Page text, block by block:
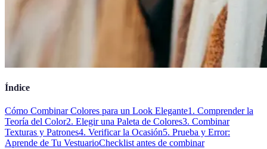
Índice
Cómo Combinar Colores para un Look Elegante1. Comprender la
Teoría del Color2. Elegir una Paleta de Colores3. Combinar
Texturas y Patrones4. Verificar la Ocasión5. Prueba y Error:
Aprende de Tu VestuarioChecklist antes de combinar